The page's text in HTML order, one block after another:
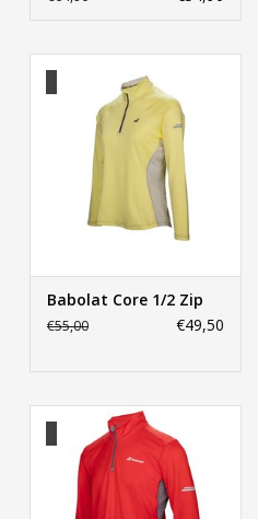
Babolat Core 1/2 Zip
€55,00 €49,50